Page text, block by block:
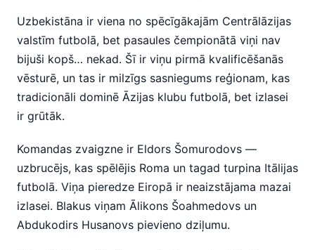
Uzbekistāna ir viena no spēcīgākajām Centrālāzijas
valstīm futbolā, bet pasaules čempionātā viņi nav
bijuši kopš… nekad. Šī ir viņu pirmā kvalificēšanās
vēsturē, un tas ir milzīgs sasniegums reģionam, kas
tradicionāli dominē Āzijas klubu futbolā, bet izlasei
ir grūtāk.
Komandas zvaigzne ir Eldors Šomurodovs —
uzbrucējs, kas spēlējis Roma un tagad turpina Itālijas
futbolā. Viņa pieredze Eiropā ir neaizstājama mazai
izlasei. Blakus viņam Ālikons Šoahmedovs un
Abdukodirs Husanovs pievieno dziļumu.